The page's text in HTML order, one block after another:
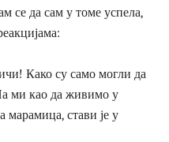
се да сам у томе успела,
Како су само могли да
ми као да живимо у
марамица, стави је у